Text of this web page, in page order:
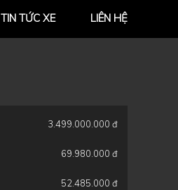
TIN TỨC XE LIÊN HỆ
3.499.000.000 đ
69.980.000 đ
52.485.000 đ